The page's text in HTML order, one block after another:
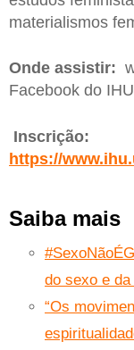
materialismos
Onde assistir:
Facebook do IHU
Inscrição:
https://
Saiba mais
do sexo e
“Os